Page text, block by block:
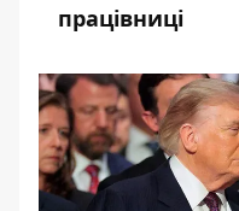
працівниці